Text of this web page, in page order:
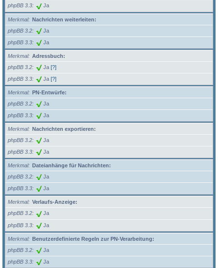
phpBB 3.3 Ja
Merkmal
Nachrichten weiterleiten:
phpBB 3.2
Ja
phpBB 3.3 Ja
Merkmal
Adressbuch:
phpBB 3.2
Ja [?]
phpBB 3.3 Ja [?]
Merkmal
PN-Entwürfe:
phpBB 3.2
Ja
phpBB 3.3 Ja
Merkmal
Nachrichten exportieren:
phpBB 3.2
Ja
phpBB 3.3 Ja
Merkmal
Dateianhänge für Nachrichten:
phpBB 3.2
Ja
phpBB 3.3 Ja
Merkmal
Verlaufs-Anzeige:
phpBB 3.2
Ja
phpBB 3.3 Ja
Merkmal
Benutzerdefinierte Regeln zur PN-Verarbeitung:
phpBB 3.2
Ja
phpBB 3.3 Ja